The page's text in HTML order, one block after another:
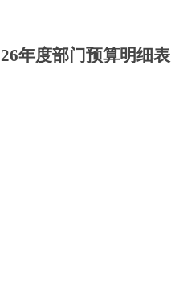
6年度部门预算明细表